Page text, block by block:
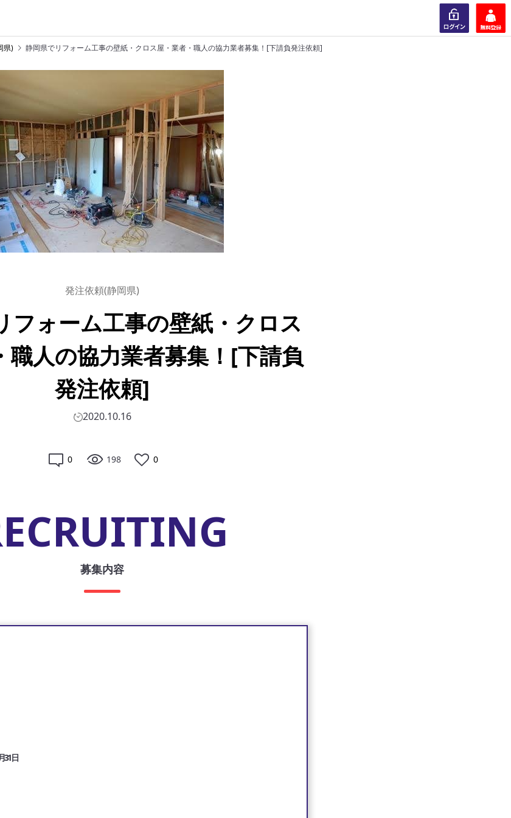
県) 静岡県でリフォーム工事の壁紙・クロス屋・業者・職人の協力業者募集！[下請負発注依頼]
発注依頼(静岡県)
フォーム工事の壁紙・クロス
職人の協力業者募集！[下請負
発注依頼]
2020.10.16
0 198 0
募集内容
31日